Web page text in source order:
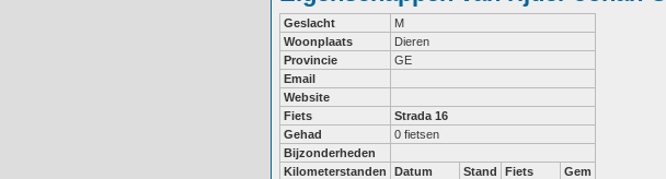
Geslacht
M
Woonplaats
Dieren
Provincie
GE
Email
Website
Fiets
Strada 16
Gehad
0 fietsen
Bijzonderheden
Kilometerstanden
Datum Stand Fiets
Gem